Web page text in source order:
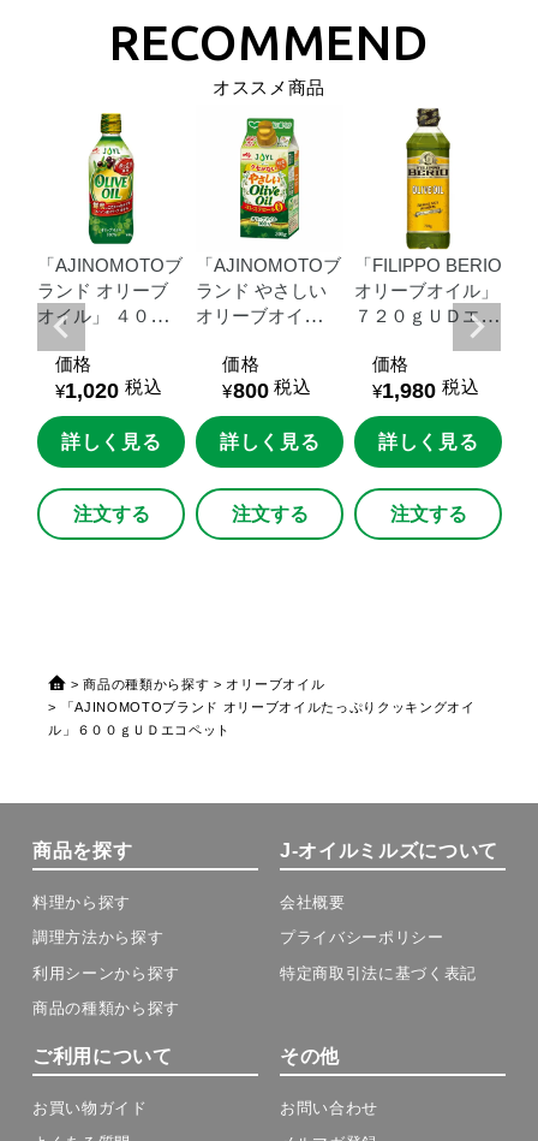
オススメ商品
「AJINOMOTOブ
ランド オリーブ
オイル」
４００
ｇ瓶
価格
¥1,020 税込
詳しく見る
注文する
「AJINOMOTOブ
ランドやさしい
オリーブオイ
マートグリーンパ
ック
価格
¥800 税込
詳しく見る
注文する
「FILIPPO BERIO
オリーブオイル」
７２０ｇＵＤエコ
価格
¥1,980 税込
詳しく見る
注文する
商品の種類から探す
オリーブオイル
「AJINOMOTOブランド オリーブオイルたっぷりクッキングオイ
ル」６００ｇＵＤエコペット
商品を探す
料理から探す
調理方法から探す
利用シーンから探す
商品の種類から探す
J-オイルミルズについて
会社概要
プライバシーポリシー
特定商取引法に基づく表記
ご利用について
お買い物ガイド
その他
お問い合わせ